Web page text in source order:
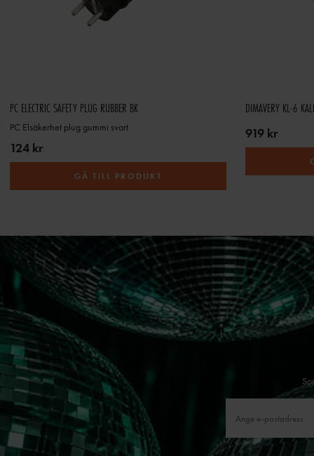
PC ELECTRIC SAFETY PLUG RUBBER BK
PC Elsäkerhet plug gummi svart
124 kr
GÅ TILL PRODUKT
DIMAVERY KL-6
919 kr